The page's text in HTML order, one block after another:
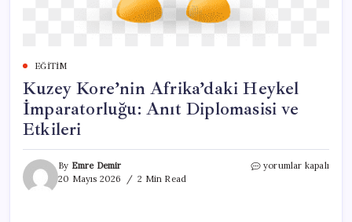
EĞITIM
Kuzey Kore’nin Afrika’daki Heykel
İmparatorluğu: Anıt Diplomasisi ve
Etkileri
By Emre Demir
20 Mayıs 2026
2 Min Read
Kuzey
yorumlar kapalı